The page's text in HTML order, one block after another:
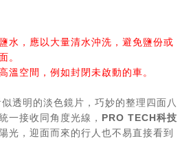
水，應以大量清水沖洗，避免鹽份或
。
溫空間，例如封閉未啟動的車。
似透明的淡色鏡片，巧妙的整理四面八
一接收同角度光線， PRO TECH科技
光，迎面而來的行人也不易直接看到